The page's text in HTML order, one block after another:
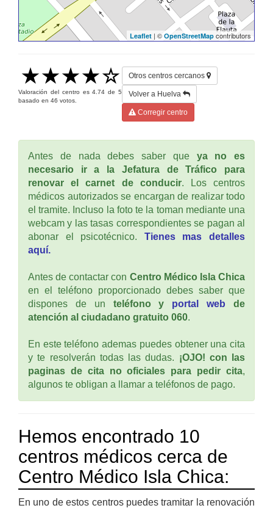
Leaflet | © OpenStreetMap contributors
Valoración del centro es4.74 de5
basado en 46 votos.
Otros centros cercanos
Volver a Huelva
Corregir centro
Antes de nada debes saber que ya no es
necesario ir a la Jefatura de Tráfico para
renovar el carnet de conducir. Los centros
médicos autorizados se encargan de realizar todo
el tramite. Incluso la foto te la toman mediante una
webcam y las tasas correspondientes se pagan al
abonar el psicotécnico. Tienes mas detalles
aquí.
Antes de contactar con Centro Médico Isla Chica
en el teléfono proporcionado debes saber que
dispones de un teléfono y portal web de
atención al ciudadano gratuito 060.
En este teléfono ademas puedes obtener una cita
y te resolverán todas las dudas. ¡OJO! con las
paginas de cita no oficiales para pedir cita,
algunos te obligan a llamar a teléfonos de pago.
Hemos encontrado 10
centros médicos cerca de
Centro Médico Isla Chica:
En uno de estos centros puedes tramitar la renovación